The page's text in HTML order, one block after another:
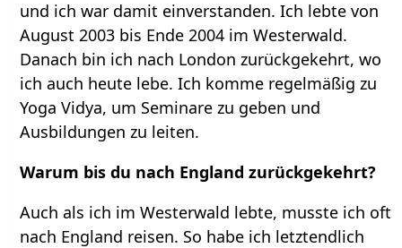
und ich war damit einverstanden. Ich lebte von
August 2003 bis Ende 2004 im Westerwald.
Danach bin ich nach London zurückgekehrt, wo
ich auch heute lebe. Ich komme regelmäßig zu
Yoga Vidya, um Seminare zu geben und
Ausbildungen zu leiten.
Warum bis du nach England zurückgekehrt?
Auch als ich im Westerwald lebte, musste ich oft
nach England reisen. So habe ich letztendlich